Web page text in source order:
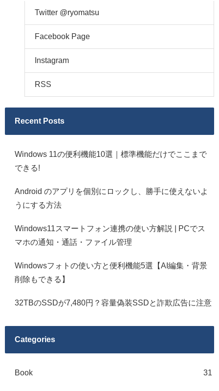
Twitter @ryomatsu
Facebook Page
Instagram
RSS
Recent Posts
Windows 11の便利機能10選｜標準機能だけでここまで
できる!
Android のアプリを個別にロックし、勝手に使えないよ
うにする方法
Windows11スマートフォン連携の使い方解説 | PCでス
マホの通知・通話・ファイル管理
Windowsフォトの使い方と便利機能5選【AI編集・背景
削除もできる】
32TBのSSDが7,480円？容量偽装SSDと詐欺広告に注意
Categories
Book 31